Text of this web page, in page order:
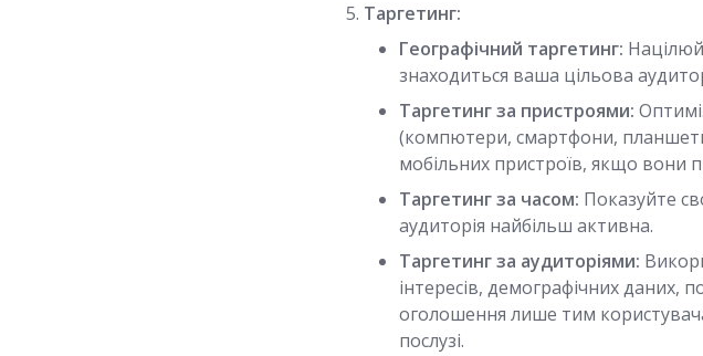
Таргетинг:
Географічний таргетинг:
знаходиться ваша цільова
Таргетинг за пристроями:
(компютери, смартфони,
мобільних пристроїв, якщо вони
Таргетинг за часом: Показуйте
аудиторія найбільш активна.
Таргетинг за аудиторіями:
інтересів, демографічних даних,
оголошення лише тим
послузі.